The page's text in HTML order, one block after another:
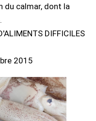
du calmar, dont la
DIFFICILES
2015